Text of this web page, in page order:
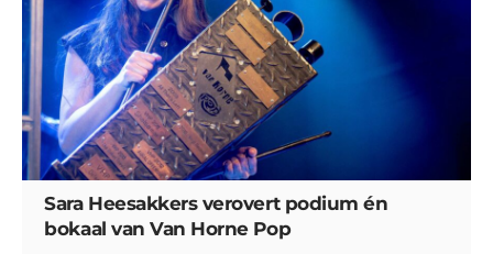
Sara Heesakkers verovert podium én
bokaal van Van Horne Pop